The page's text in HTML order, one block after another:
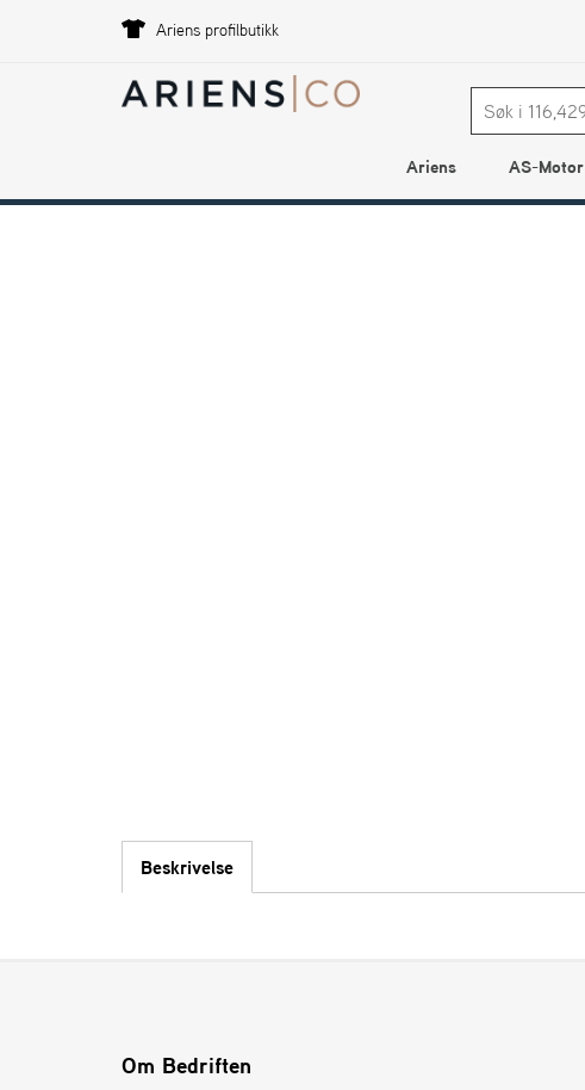
Ariens profilbutikk
Ariens AS-Motor
Beskrivelse
Om Bedriften